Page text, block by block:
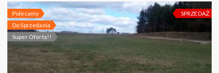
Polecamy
Do Sprzedania
Super Oferta!!
SPRZEDAŻ